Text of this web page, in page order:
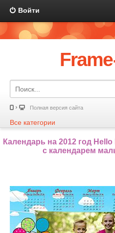
Войти
Полная версия сайта
Все категории
Календарь на 2012 год
с календарем